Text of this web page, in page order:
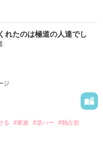
のに、仕事先で毎日会っ
歩踏み出してみたい」と思
れたのは極道の人達でし
ジ
る #家族 #逆ハー
#独占欲